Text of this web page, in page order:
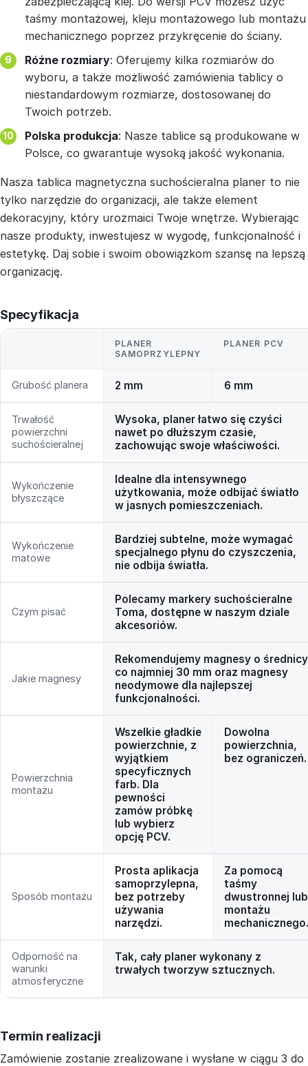
taśmy montażowej, kleju montażowego lub montażu
mechanicznego poprzez przykręcenie do ściany.
Różne rozmiary: Oferujemy kilka rozmiarów do
wyboru, a także możliwość zamówienia tablicy o
niestandardowym rozmiarze, dostosowanej do
Twoich potrzeb.
Polska produkcja: Nasze tablice są produkowane w
Polsce, co gwarantuje wysoką jakość wykonania.
Nasza tablica magnetyczna suchościeralna planer to nie
tylko narzędzie do organizacji, ale także element
dekoracyjny, który urozmaici Twoje wnętrze. Wybierając
nasze produkty, inwestujesz w wygodę, funkcjonalność i
estetykę. Daj sobie i swoim obowiązkom szansę na lepszą
organizację.
Specyfikacja
PLANER
SAMOPRZYLEPNY
PLANER PCV
Grubość planera 2 mm 6 mm
Trwałość
powierzchni
suchościeralnej
Wysoka, planer łatwo się czyści
nawet po dłuższym czasie,
zachowując swoje właściwości.
Wykończenie
błyszczące
Idealne dla intensywnego
użytkowania, może odbijać światło
w jasnych pomieszczeniach.
Wykończenie
matowe
Bardziej subtelne, może wymagać
specjalnego płynu do czyszczenia,
nie odbija światła.
Czym pisać
Polecamy markery suchościeralne
Toma, dostępne w naszym dziale
akcesoriów.
Jakie magnesy
Rekomendujemy magnesy o średnicy
co najmniej 30 mm oraz magnesy
neodymowe dla najlepszej
funkcjonalności.
Powierzchnia
montażu
Wszelkie gładkie
powierzchnie, z
wyjątkiem
specyficznych
farb. Dla
pewności
zamów próbkę
lub wybierz
opcję PCV.
Dowolna
powierzchnia,
bez ograniczeń.
Sposób montażu
Prosta aplikacja
samoprzylepna,
bez potrzeby
używania
narzędzi.
Za pomocą
taśmy
dwustronnej lub
montażu
mechanicznego.
Odporność na
warunki
atmosferyczne
Tak, cały planer wykonany z
trwałych tworzyw sztucznych.
Termin realizacji
Zamówienie zostanie zrealizowane i wysłane w ciągu 3 do